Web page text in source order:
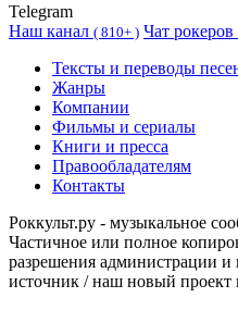
Telegram
Наш канал ( 810+ ) Чат рокеров
Тексты и переводы
Жанры
Компании
Фильмы и сериалы
Книги и пресса
Правообладателям
Контакты
Роккульт.ру - музыкальное
Частичное или полное
разрешения администрации и
источник / наш новый проект